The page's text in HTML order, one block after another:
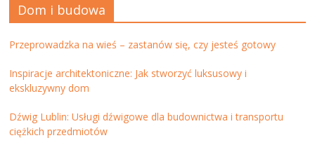
Dom i budowa
Przeprowadzka na wieś – zastanów się, czy jesteś gotowy
Inspiracje architektoniczne: Jak stworzyć luksusowy i
ekskluzywny dom
Dźwig Lublin: Usługi dźwigowe dla budownictwa i transportu
ciężkich przedmiotów